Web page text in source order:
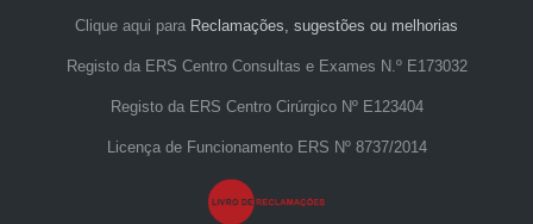
Clique aqui para Reclamações, sugestões ou melhorias
Registo da ERS Centro Consultas e Exames N.º E173032
Registo da ERS Centro Cirúrgico Nº E123404
Licença de Funcionamento ERS Nº 8737/2014